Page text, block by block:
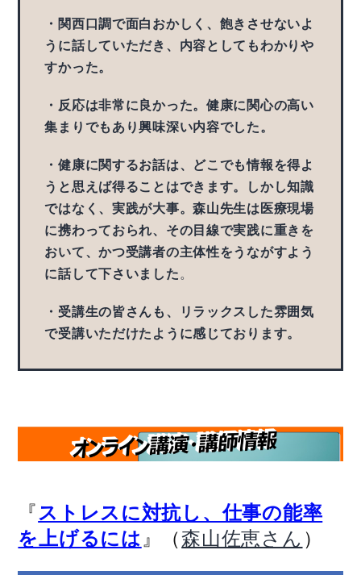
・関西口調で面白おかしく、飽きさせないよ
うに話していただき、内容としてもわかりや
すかった。
・反応は非常に良かった。健康に関心の高い
集まりでもあり興味深い内容でした。
・健康に関するお話は、どこでも情報を得よ
うと思えば得ることはできます。しかし知識
ではなく、実践が大事。森山先生は医療現場
に携わっておられ、その目線で実践に重きを
おいて、かつ受講者の主体性をうながすよう
に話して下さいました 。
・受講生の皆さんも、リラックスした雰囲気
で受講いただけたように感じております。
『ストレスに対抗し、仕事の能率
を上げるには 』（森山佐恵さん ）